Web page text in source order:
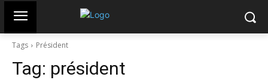
Tags Président
Tag: président